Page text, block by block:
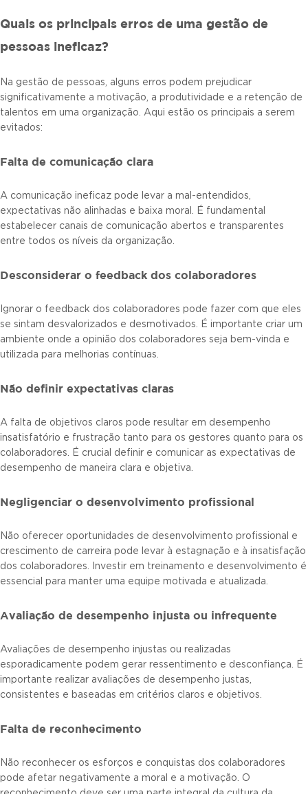
Quais os principais erros de uma gestão de
pessoas ineficaz?
Na gestão de pessoas, alguns erros podem prejudicar
significativamente a motivação, a produtividade e a retenção de
talentos em uma organização. Aqui estão os principais a serem
evitados:
Falta de comunicação clara
A comunicação ineficaz pode levar a mal-entendidos,
expectativas não alinhadas e baixa moral. É fundamental
estabelecer canais de comunicação abertos e transparentes
entre todos os níveis da organização.
Desconsiderar o feedback dos colaboradores
Ignorar o feedback dos colaboradores pode fazer com que eles
se sintam desvalorizados e desmotivados. É importante criar um
ambiente onde a opinião dos colaboradores seja bem-vinda e
utilizada para melhorias contínuas.
Não definir expectativas claras
A falta de objetivos claros pode resultar em desempenho
insatisfatório e frustração tanto para os gestores quanto para os
colaboradores. É crucial definir e comunicar as expectativas de
desempenho de maneira clara e objetiva.
Negligenciar o desenvolvimento profissional
Não oferecer oportunidades de desenvolvimento profissional e
crescimento de carreira pode levar à estagnação e à insatisfação
dos colaboradores. Investir em treinamento e desenvolvimento é
essencial para manter uma equipe motivada e atualizada.
Avaliação de desempenho injusta ou infrequente
Avaliações de desempenho injustas ou realizadas
esporadicamente podem gerar ressentimento e desconfiança. É
importante realizar avaliações de desempenho justas,
consistentes e baseadas em critérios claros e objetivos.
Falta de reconhecimento
Não reconhecer os esforços e conquistas dos colaboradores
pode afetar negativamente a moral e a motivação. O